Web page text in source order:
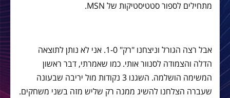
מתחילים לספור סטטיסטיקות של MSN.
אבל רצה הגורל וניצחנו "רק" 1-0. אני לא נותן לתוצאה
הדלה והצמודה לסנוור אותי. כמו שאמרתי, דבר ראשון
המשימה הושלמה. השגנו 3 נקודות מול יריבה שבעונה
שעברה הצלחנו להשיג ממנה רק שליש מזה בשני משחקים.